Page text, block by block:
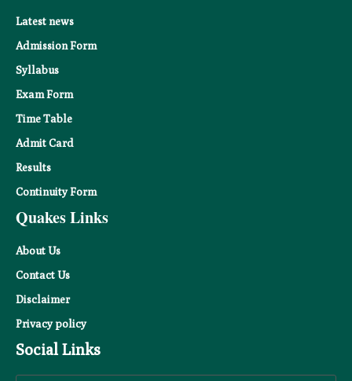
Latest news
Admission Form
Syllabus
Exam Form
Time Table
Admit Card
Results
Continuity Form
Quakes Links
About Us
Contact Us
Disclaimer
Privacypolicy
Social Links